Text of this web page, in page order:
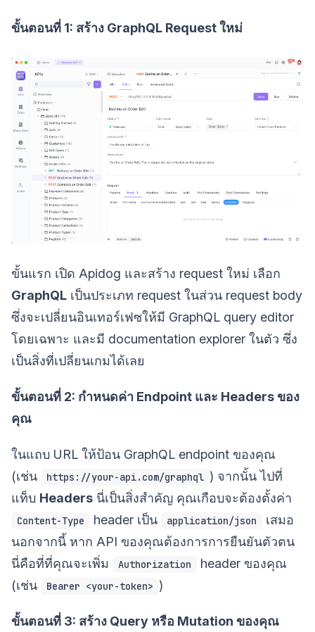
ขั้นตอนที่ 1: สร้าง GraphQL Request ใหม่
ขั้นแรก เปิด Apidog และสร้าง request ใหม่ เลือก
GraphQL เป็นประเภท request ในส่วน request body
ซึ่งจะเปลี่ยนอินเทอร์เฟซให้มี GraphQL query editor
โดยเฉพาะ และมี documentation explorer ในตัว ซึ่ง
เป็นสิ่งที่เปลี่ยนเกมได้เลย
ขั้นตอนที่ 2: กำหนดค่า Endpoint และ Headers ของ
คุณ
ในแถบ URL ให้ป้อน GraphQL endpoint ของคุณ
(เช่น
https://your-api.com/graphql ) จากนั้น ไปที่
แท็บ Headers นี่เป็นสิ่งสำคัญ คุณเกือบจะต้องตั้งค่า
Content-Type header เป็น application/json
เสมอ
นอกจากนี้ หาก API ของคุณต้องการการยืนยันตัวตน
นี่คือที่ที่คุณจะเพิ่ม
Authorization
header ของคุณ
(เช่น
Bearer <your-token> )
ขั้นตอนที่ 3: สร้าง Query หรือ Mutation ของคุณ